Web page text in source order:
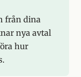
från dina
nya avtal
hur